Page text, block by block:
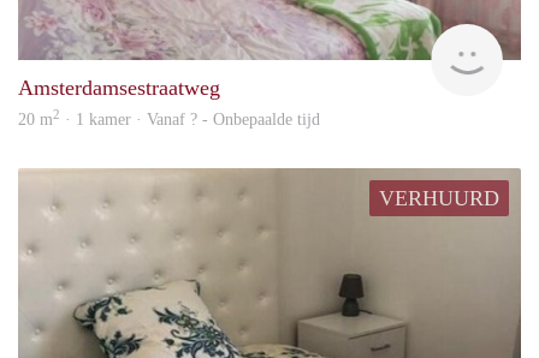
rent
Amsterdamsestraatweg
20 m2 · 1 kamer · Vanaf ? - Onbepaalde tijd
VERHUURD